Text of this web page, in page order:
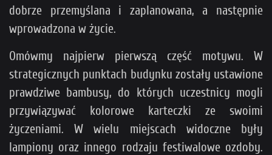
dobrze przemyślana i zaplanowana, a następnie
wprowadzona w życie.
Omówmy najpierw pierwszą część motywu. W
strategicznych punktach budynku zostały ustawione
prawdziwe bambusy, do których uczestnicy mogli
przywiązywać kolorowe karteczki ze swoimi
życzeniami. W wielu miejscach widoczne były
lampiony oraz innego rodzaju festiwalowe ozdoby.